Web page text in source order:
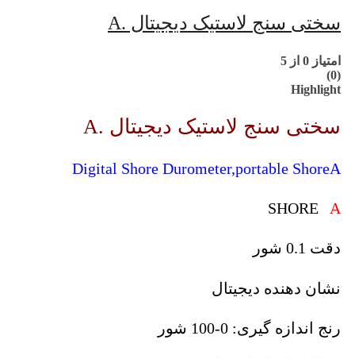
سختی سنج لاستیک دیجیتال .A
امتیاز 0 از 5
(0)
Highlight
سختی سنج لاستیک دیجیتال .A
Digital Shore Durometer,portable ShoreA
SHORE A
دقت 0.1 شور
نشان دهنده دیجیتال
رنج اندازه گیری: 0-100 شور